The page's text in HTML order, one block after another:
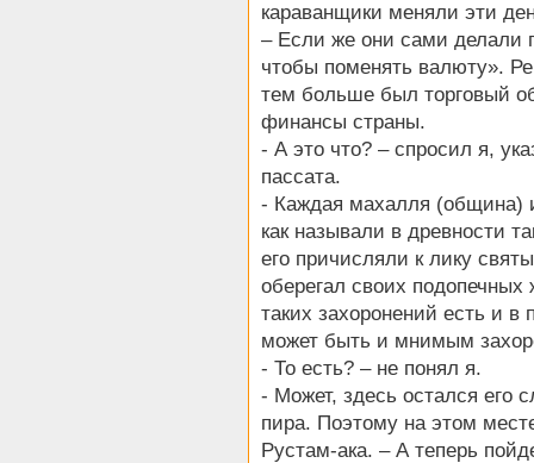
караванщики меняли эти
– Если же они сами делали
чтобы поменять валюту».
тем больше был торговый
финансы страны.
- А это что? – спросил я,
пассата.
- Каждая махалля (община)
как называли в древности
его причисляли к лику
оберегал своих
таких захоронений есть и
может быть и мнимым
- То есть? – не понял я.
- Может, здесь остался его
пира. Поэтому на этом
Рустам-ака. – А теперь